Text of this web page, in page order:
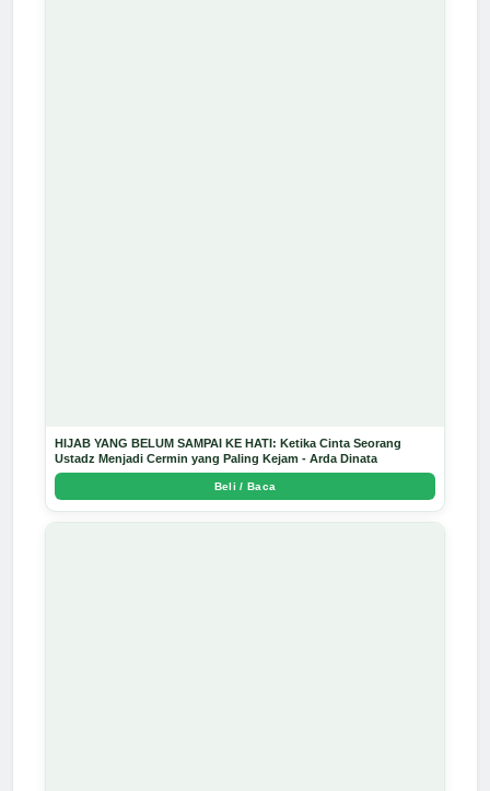
HIJAB YANG BELUM SAMPAI KE HATI: Ketika Cinta Seorang
Ustadz Menjadi Cermin yang Paling Kejam - Arda Dinata
Beli / Baca